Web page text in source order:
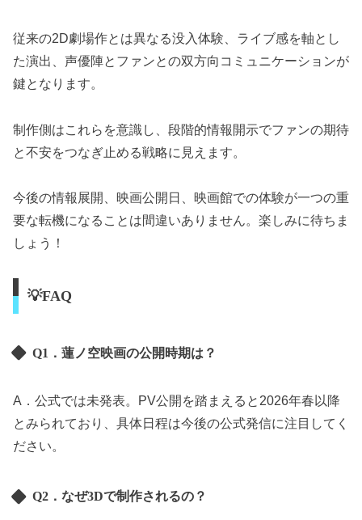
従来の2D劇場作とは異なる没入体験、ライブ感を軸とし
た演出、声優陣とファンとの双方向コミュニケーションが
鍵となります。
制作側はこれらを意識し、段階的情報開示でファンの期待
と不安をつなぎ止める戦略に見えます。
今後の情報展開、映画公開日、映画館での体験が一つの重
要な転機になることは間違いありません。楽しみに待ちま
しょう！
💡FAQ
Q1．蓮ノ空映画の公開時期は？
A．公式では未発表。PV公開を踏まえると2026年春以降
とみられており、具体日程は今後の公式発信に注目してく
ださい。
Q2．なぜ3Dで制作されるの？